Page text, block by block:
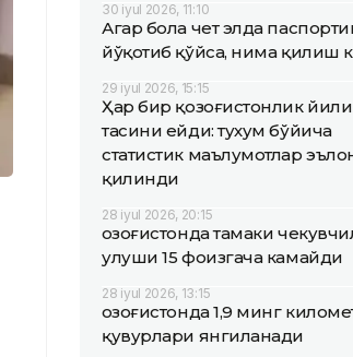
30 iyul 2026, 11:10
Агар бола чет элда
йўқотиб қўйса, нима қилиш
29 iyul 2026, 15:15
Ҳар бир қозоғистонлик
тасини ейди: тухум бўйича
статистик маълумотлар
қилинди
28 iyul 2026, 20:15
Қозоғистонда тамаки
улуши 15 фоизгача камайди
28 iyul 2026, 13:15
Қозоғистонда 1,9 минг
қувурлари янгиланади